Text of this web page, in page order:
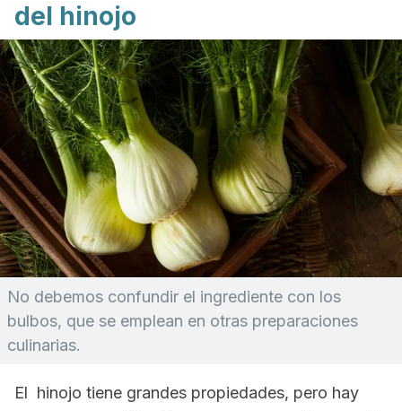
del hinojo
No debemos confundir el ingrediente con los
bulbos, que se emplean en otras preparaciones
culinarias.
El hinojo tiene grandes propiedades, pero hay